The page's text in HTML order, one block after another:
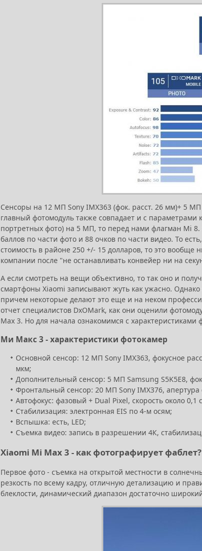
Сенсоры на 12 МП Sony IMX363 (фок. расст. 26 мм)+ 5 МП
главный фотомодуль также совпадает и с параметрами
портретных фото) на 5 МП, то перед нами флагман Mi
баллов по части фото и 88 очков по части видео. То
стоимость в районе 250 +/- 15 долларов, то это
компании после "не останавливать конвейер ни на
А если смотреть на вещи объективно, то так оно и
смартфоны Xiaomi записывают жуть как ужасно.
причем некоторые делают это еще и на неком
отчет специалистов DxOMark, как они оценили
Max 3. Но для начала ознакомимся с характеристиками
Ми Макс 3 - характеристики фотокамер
Основной сенсор: 12 МП Sony IMX363, фокусное
мкм;
Дополнительный сенсор: 5 МП Samsung S5K5E8,
Фронтальный сенсор: 20 МП Sony IMX376,
Автофокус: фазовый + Dual Pixel, скорость около 0,1
Стабилизация: электронная EIS по 4-м осям;
Вспышка: есть, LED;
Съемка видео: запись в разрешении 4К,
Xiaomi Mi Max 3 - как фотографирует фаблет?
Первое фото - съемка на открытой местности в
резкость по всему кадру, отличную детализацию и
блеклости, динамический диапазон достаточно